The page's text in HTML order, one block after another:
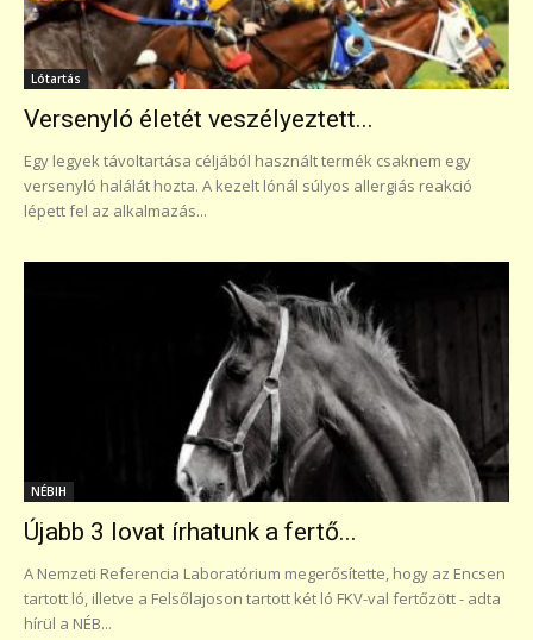
Lótartás
Versenyló életét veszélyeztett...
Egy legyek távoltartása céljából használt termék csaknem egy
versenyló halálát hozta. A kezelt lónál súlyos allergiás reakció
lépett fel az alkalmazás...
NÉBIH
Újabb 3 lovat írhatunk a fertő...
A Nemzeti Referencia Laboratórium megerősítette, hogy az Encsen
tartott ló, illetve a Felsőlajoson tartott két ló FKV-val fertőzött - adta
hírül a NÉB...